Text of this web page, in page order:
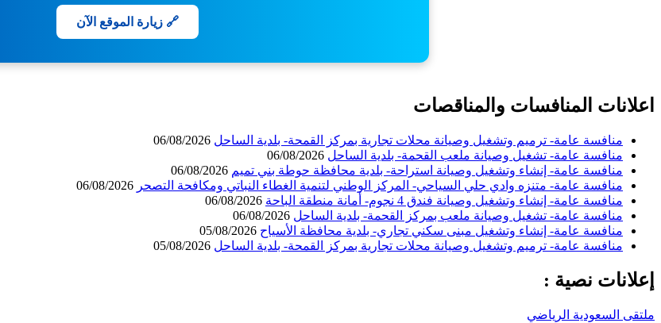
🔗 زيارة الموقع الآن
اعلانات المنافسات والمناقصات
منافسة عامة- ترميم وتشغيل وصيانة محلات تجارية بمركز القمحة- بلدية الساحل 06/08/2026
منافسة عامة- تشغيل وصيانة ملعب القحمة- بلدية الساحل 06/08/2026
منافسة عامة- إنشاء وتشغيل وصيانة استراحة- بلدية محافظة حوطة بني تميم 06/08/2026
منافسة عامة- متنزه وادي حلي السياحي- المركز الوطني لتنمية الغطاء النباتي ومكافحة التصحر 06/08/2026
منافسة عامة- إنشاء وتشغيل وصيانة فندق 4 نجوم- أمانة منطقة الباحة
06/08/2026
منافسة عامة- تشغيل وصيانة ملعب بمركز القحمة- بلدية الساحل 06/08/2026
منافسة عامة- إنشاء وتشغيل مبنى سكني تجاري- بلدية محافظة الأسياح 05/08/2026
منافسة عامة- ترميم وتشغيل وصيانة محلات تجارية بمركز القمحة- بلدية الساحل 05/08/2026
إعلانات نصية :
ملتقى السعودية الرياضي